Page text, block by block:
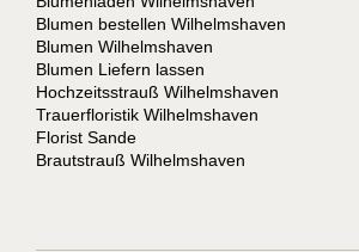
Blumen bestellen Wilhelmshaven
Blumen Wilhelmshaven
Blumen Liefern lassen
Hochzeitsstrauß Wilhelmshaven
Trauerfloristik Wilhelmshaven
Florist Sande
Brautstrauß Wilhelmshaven